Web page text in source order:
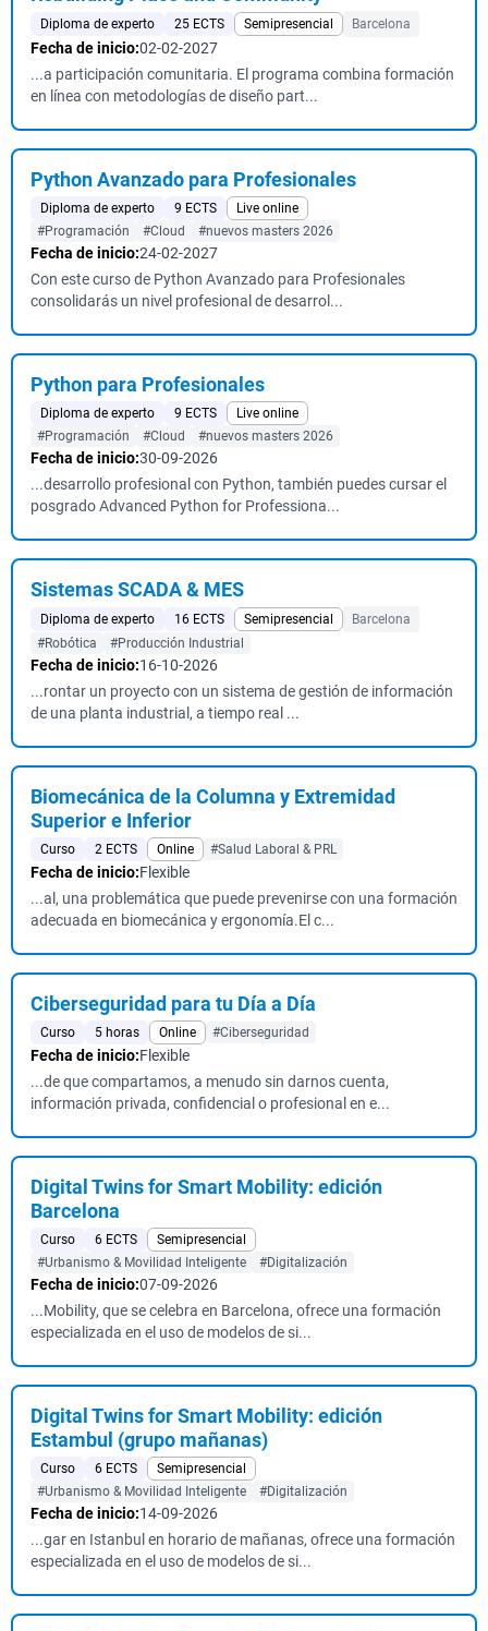
Diploma de experto 25 ECTS Semipresencial Barcelona
Fecha de inicio:02-02-2027
...a participación comunitaria. El programa combina formación
en línea con metodologías de diseño part...
Python Avanzado para Profesionales
Diploma de experto 9 ECTS
Live online
#Programación
#Cloud #nuevos masters 2026
Fecha de inicio:24-02-2027
Con este curso de Python Avanzado para Profesionales
consolidarás un nivel profesional de desarrol...
Python para Profesionales
Diploma de experto 9 ECTS
Live online
#Programación
#Cloud #nuevos masters 2026
Fecha de inicio:30-09-2026
...desarrollo profesional con Python, también puedes cursar el
posgrado Advanced Python for Professiona...
Sistemas SCADA & MES
Diploma de experto 16 ECTS Semipresencial
Barcelona
#Robótica
#Producción Industrial
Fecha de inicio:16-10-2026
...rontar un proyecto con un sistema de gestión de información
de una planta industrial, a tiempo real ...
Biomecánica de la Columna y Extremidad
Superior e Inferior
Curso 2 ECTS Online #Salud Laboral & PRL
Fecha de inicio:Flexible
...al, una problemática que puede prevenirse con una formación
adecuada en biomecánica y ergonomía.El c...
Ciberseguridad para tu Día a Día
Curso 5 horas Online #Ciberseguridad
Fecha de inicio:Flexible
...de que compartamos, a menudo sin darnos cuenta,
información privada, confidencial o profesional en e...
Digital Twins for Smart Mobility: edición
Barcelona
Curso 6 ECTS
Semipresencial
#Urbanismo & Movilidad Inteligente
#Digitalización
Fecha de inicio:07-09-2026
...Mobility, que se celebra en Barcelona, ofrece una formación
especializada en el uso de modelos de si...
Digital Twins for Smart Mobility: edición
Estambul (grupo mañanas)
Curso 6 ECTS
Semipresencial
#Urbanismo & Movilidad Inteligente
#Digitalización
Fecha de inicio:14-09-2026
...gar en Istanbul en horario de mañanas, ofrece una formación
especializada en el uso de modelos de si...